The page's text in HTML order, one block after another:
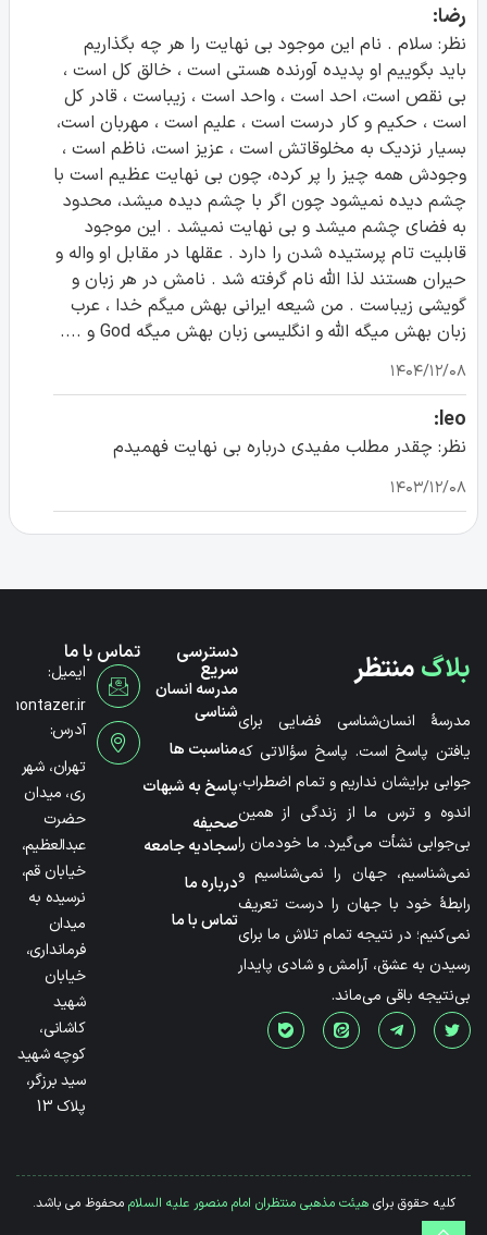
رضا:
نظر: سلام . نام این موجود بی نهایت را هر چه بگذاریم
باید بگوییم او پدیده آورنده هستی است ، خالق کل است ،
بی نقص است، احد است ، واحد است ، زیباست ، قادر کل
است ، حکیم و کار درست است ، علیم است ، مهربان است،
بسیار نزدیک به مخلوقاتش است ، عزیز است، ناظم است ،
وجودش همه چیز را پر کرده، چون بی نهایت عظیم است با
چشم دیده نمیشود چون اگر با چشم دیده میشد، محدود
به فضای چشم میشد و بی نهایت نمیشد . این موجود
قابلیت تام پرستیده شدن را دارد . عقلها در مقابل او واله و
حیران هستند لذا الله نام گرفته شد . نامش در هر زبان و
گویشی زیباست . من شیعه ایرانی بهش میگم خدا ، عرب
زبان بهش میگه الله و انگلیسی زبان بهش میگه God و ....
۱۴۰۴/۱۲/۰۸
leo:
نظر: چقدر مطلب مفیدی درباره بی نهایت فهمیدم
۱۴۰۳/۱۲/۰۸
بلاگمنتظر
مدرسۀ انسان‌شناسی فضایی برای
یافتن پاسخ است. پاسخ سؤالاتی که
جوابی برایشان نداریم و تمام اضطراب،
اندوه و ترس ما از زندگی از همین
بی‌جوابی نشأت می‌گیرد. ما خودمان را
نمی‌شناسیم، جهان را نمی‌شناسیم و
رابطۀ خود با جهان را درست تعریف
نمی‌کنیم؛ در نتیجه تمام تلاش ما برای
رسیدن به عشق، آرامش و شادی پایدار
بی‌نتیجه باقی می‌ماند.
دسترسی
سریع
مدرسه انسان
شناسی
مناسبت ها
پاسخ به شبهات
صحیفه
سجادیه جامعه
درباره ما
تماس با ما
تماس با ما
ایمیل:
آدرس:
تهران، شهر
ری، میدان
حضرت
عبدالعظیم،
خیابان قم،
نرسیده به
میدان
فرمانداری،
خیابان
شهید
کاشانی،
کوچه شهید
سید برزگر،
پلاک 13
کلیه حقوق برایهیئت مذهبی منتظران امام منصور علیه السلاممحفوظ می باشد.